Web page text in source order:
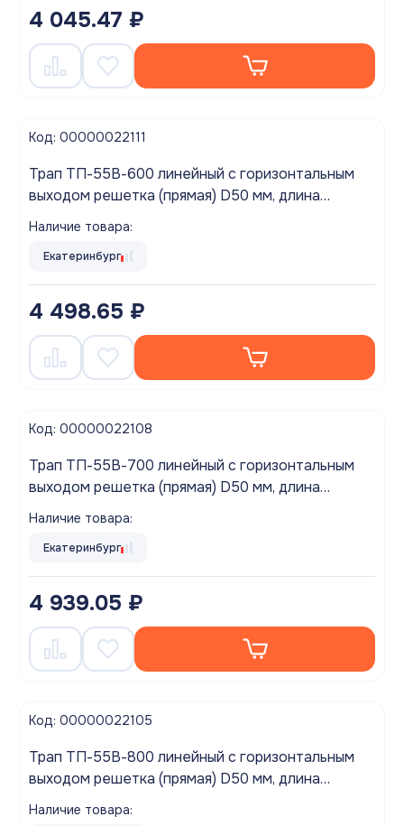
4 045.47 ₽
Код: 00000022111
Трап ТП-55В-600 линейный с горизонтальным
выходом решетка (прямая) D50 мм, длина
желоба 600мм
Наличие товара:
Екатеринбург
4 498.65 ₽
Код: 00000022108
Трап ТП-55В-700 линейный с горизонтальным
выходом решетка (прямая) D50 мм, длина
желоба 700мм
Наличие товара:
Екатеринбург
4 939.05 ₽
Код: 00000022105
Трап ТП-55В-800 линейный с горизонтальным
выходом решетка (прямая) D50 мм, длина
желоба 800мм
Наличие товара: